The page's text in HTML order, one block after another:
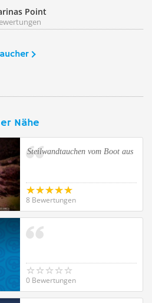
Point
Nähe
Steilwandtauchen vom Boot aus
8 Bewertungen
0 Bewertungen